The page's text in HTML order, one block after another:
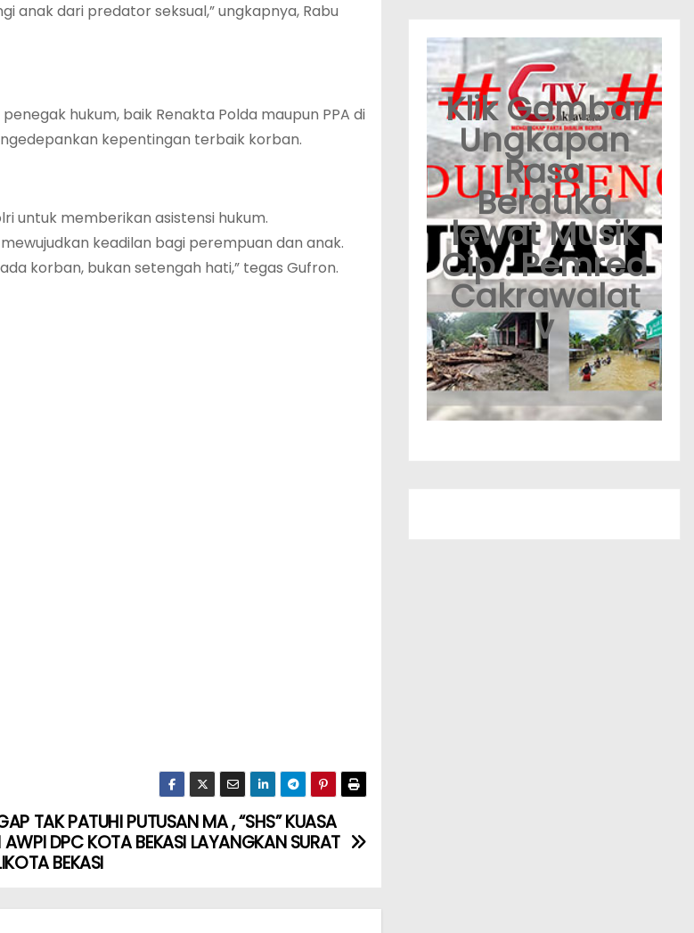
anak dari predator seksual,” ungkapnya, Rabu
hukum, baik Renakta Polda maupun PPA di
kepentingan terbaik korban.
untuk memberikan asistensi hukum.
keadilan bagi perempuan dan anak.
korban, bukan setengah hati,” tegas Gufron.
TAK PATUHI PUTUSAN MA , “SHS” KUASA
AWPI DPC KOTA BEKASI LAYANGKAN SURAT
BEKASI
Klik Gambar
Ungkapan
Rasa
Berduka
lewat Musik
Cip : Pemred
Cakrawalat
v